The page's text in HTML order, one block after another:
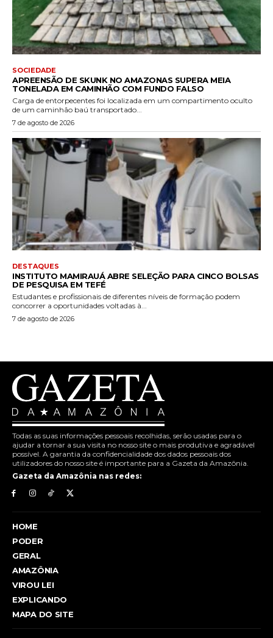
SOCIEDADE
APREENSÃO DE SKUNK NO AMAZONAS SUPERA MEIA
TONELADA EM CAMINHÃO COM FUNDO FALSO
Carga de entorpecentes foi localizada em um compartimento oculto
de um caminhão baú transportado...
7 de agosto de 2026
DESTAQUES
INSTITUTO MAMIRAUÁ ABRE SELEÇÃO PARA CINCO BOLSAS
DE PESQUISA EM TEFÉ
Estudantes e profissionais de diferentes níveis de formação podem
concorrer a oportunidades voltadas à...
7 de agosto de 2026
Todas as suas informações pessoais recolhidas, serão usadas para o
ajudar a tornar a sua visita no nosso site o mais produtiva e agradável
possível. A garantia da confidencialidade dos dados pessoais dos
utilizadores do nosso site é importante para a Gazeta da Amazônia.
Gazeta da Amazônia nas redes:
HOME
PODER
GERAL
AMAZÔNIA
VIROU LEI
EXPLICANDO
MAPA DO SITE